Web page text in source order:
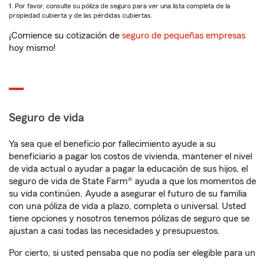
1. Por favor, consulte su póliza de seguro para ver una lista completa de la
propiedad cubierta y de las pérdidas cubiertas.
¡Comience su cotización de seguro de pequeñas empresas
hoy mismo!
Seguro de vida
Ya sea que el beneficio por fallecimiento ayude a su
beneficiario a pagar los costos de vivienda, mantener el nivel
de vida actual o ayudar a pagar la educación de sus hijos, el
seguro de vida de State Farm® ayuda a que los momentos de
su vida continúen. Ayude a asegurar el futuro de su familia
con una póliza de vida a plazo, completa o universal. Usted
tiene opciones y nosotros tenemos pólizas de seguro que se
ajustan a casi todas las necesidades y presupuestos.
Por cierto, si usted pensaba que no podía ser elegible para un